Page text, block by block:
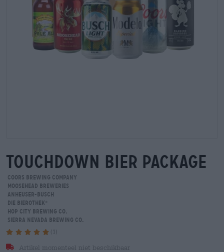
touchdown bier package
Coors Brewing Company
Moosehead Breweries
Anheuser-Busch
Die Bierothek
Hop City Brewing Co.
Sierra Nevada Brewing Co.
(1)
Artikel momenteel niet beschikbaar